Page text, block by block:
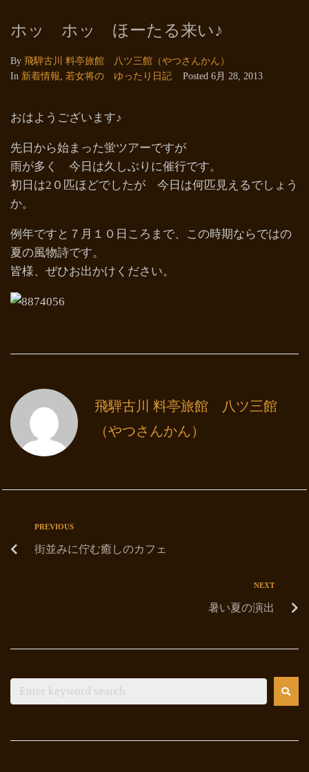
ホッ ホッ ほーたる来い♪
By 飛騨古川 料亭旅館 八ツ三館（やつさんかん）
In 新着情報, 若女将の ゆったり日記 Posted 6月 28, 2013
おはようございます♪
先日から始まった蛍ツアーですが
雨が多く 今日は久しぶりに催行です。
初日は2０匹ほどでしたが 今日は何匹見えるでしょう
か。
例年ですと７月１０日ころまで、この時期ならではの
夏の風物詩です。
皆様、ぜひお出かけください。
飛騨古川 料亭旅館 八ツ三館
（やつさんかん）
PREVIOUS
街並みに佇む癒しのカフェ
NEXT
暑い夏の演出